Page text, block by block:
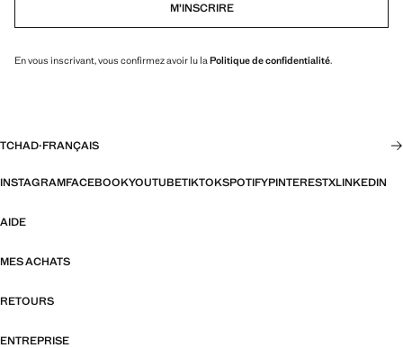
M’INSCRIRE
En vous inscrivant, vous confirmez avoir lu laPolitique de confidentialité.
TCHAD·FRANÇAIS
INSTAGRAMFACEBOOKYOUTUBETIKTOKSPOTIFYPINTERESTXLINKEDIN
AIDE
MES ACHATS
RETOURS
ENTREPRISE